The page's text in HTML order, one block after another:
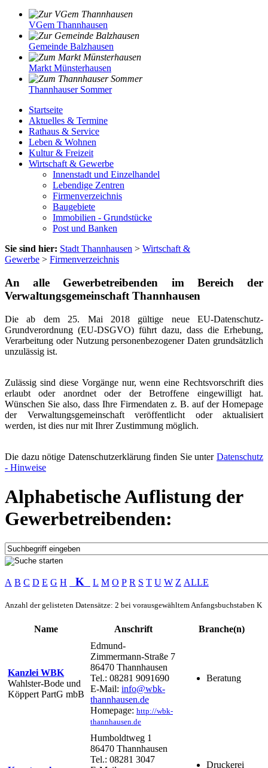
VGem Thannhausen
Gemeinde Balzhausen
Markt Münsterhausen
Thannhauser Sommer
Startseite
Aktuelles & Termine
Rathaus & Service
Leben & Wohnen
Kultur & Freizeit
Wirtschaft & Gewerbe
Innenstadt und Einzelhandel
Lebendige Zentren
Firmenverzeichnis
Baugebiete
Immobilien - Grundstücke
Post und Banken
Sie sind hier: Stadt Thannhausen > Wirtschaft &
Gewerbe > Firmenverzeichnis
An alle Gewerbetreibenden im Bereich der
Verwaltungsgemeinschaft Thannhausen
Die ab dem 25. Mai 2018 gültige neue EU-Datenschutz-
Grundverordnung (EU-DSGVO) führt dazu, dass die Erhebung,
Verarbeitung oder Nutzung personenbezogener Daten grundsätzlich
unzulässig ist.
Zulässig sind diese Vorgänge nur, wenn eine Rechtsvorschrift dies
erlaubt oder anordnet oder der Betroffene eingewilligt hat.
Wünschen Sie also, dass Ihre Firmendaten z. B. auf der Homepage
der Verwaltungsgemeinschaft veröffentlicht oder aktualisiert
werden, ist dies nur mit Ihrer Zustimmung möglich.
Die dazu nötige Datenschutzerklärung finden Sie unter Datenschutz
- Hinweise
Alphabetische Auflistung der
Gewerbetreibenden:
A B C D E G H K L M O P R S T U W Z ALLE
Anzahl der gelisteten Datensätze: 2 bei vorausgewähltem Anfangsbuchstaben K
Name Anschrift Branche(n)
Kanzlei WBK
Wahlster-Bode und
Köppert PartG mbB
Edmund-
Zimmermann-Straße 7
86470 Thannhausen
Tel.: 08281 9091690
E-Mail: info@wbk-
thannhausen.de
Homepage: http://wbk-
thannhausen.de
Beratung
Humboldtweg 1
86470 Thannhausen
Tel.: 08281 3047
Druckerei